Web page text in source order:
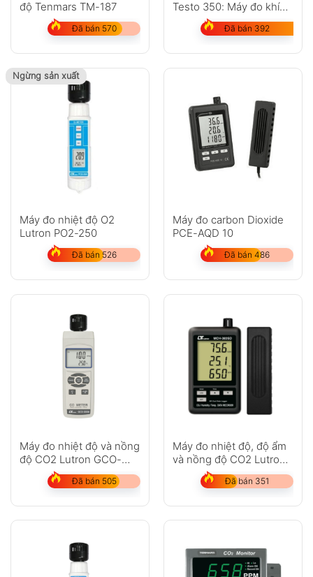
độ Tenmars TM-187
Đã bán 570
Testo 350: Máy đo khí
thải Co, CO2
Đã bán 392
Ngừng sản xuất
Máy đo nhiệt độ O2
Lutron PO2-250
Đã bán 526
Máy đo carbon Dioxide
PCE-AQD 10
Đã bán 486
Máy đo nhiệt độ và nồng
độ CO2 Lutron GCO-
Đã bán 505
Máy đo nhiệt độ, độ ẩm
và nồng độ CO2 Lutron
MCH-383SD
Đã bán 351